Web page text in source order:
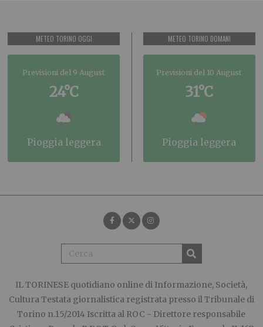
METEO TORINO OGGI
Previsioni del 9 August
24°C
pioggia leggera
METEO TORINO DOMANI
Previsioni del 10 August
31°C
pioggia leggera
IL TORINESE quotidiano online di Informazione, Società,
Cultura Testata giornalistica registrata presso il Tribunale di
Torino n.15/2014 Iscritta al ROC - Direttore responsabile